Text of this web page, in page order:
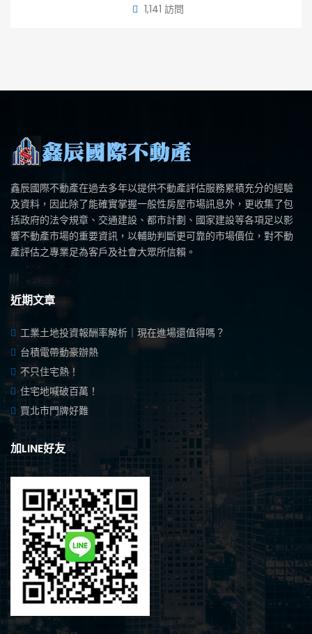
1,141 訪問
鑫辰國際不動產在過去多年以提供不動產評估服務累積充分的經驗
及資料，因此除了能確實掌握一般性房屋市場訊息外，更收集了包
括政府的法令規章、交通建設、都市計劃、國家建設等各項足以影
響不動產市場的重要資訊，以輔助判斷更可靠的市場價位，對不動
產評估之專業足為客戶及社會大眾所信賴。
近期文章
工業土地投資報酬率解析｜現在進場還值得嗎？
台積電帶動豪辦熱
不只住宅熱！
住宅地喊破百萬！
買北市門牌好難
加LINE好友